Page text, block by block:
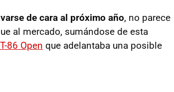
de cara al próximo año, no parece
al mercado, sumándose de esta
86 Open que adelantaba una posible